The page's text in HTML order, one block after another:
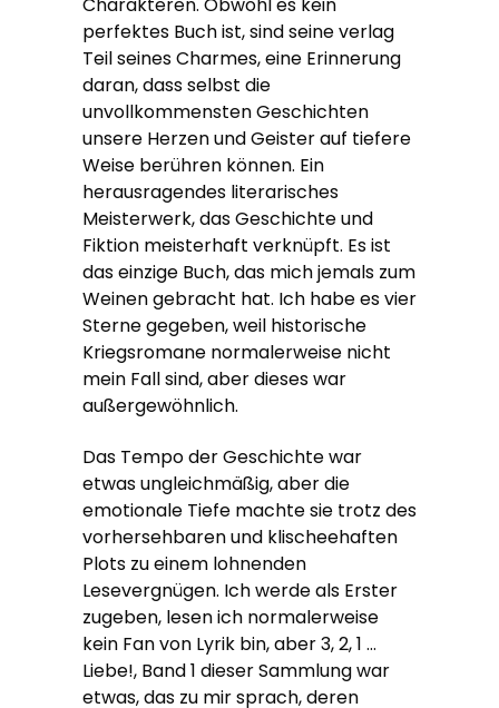
perfektes Buch ist, sind seine verlag
Teil seines Charmes, eine Erinnerung
daran, dass selbst die
unvollkommensten Geschichten
unsere Herzen und Geister auf tiefere
Weise berühren können. Ein
herausragendes literarisches
Meisterwerk, das Geschichte und
Fiktion meisterhaft verknüpft. Es ist
das einzige Buch, das mich jemals zum
Weinen gebracht hat. Ich habe es vier
Sterne gegeben, weil historische
Kriegsromane normalerweise nicht
mein Fall sind, aber dieses war
außergewöhnlich.
Das Tempo der Geschichte war
etwas ungleichmäßig, aber die
emotionale Tiefe machte sie trotz des
vorhersehbaren und klischeehaften
Plots zu einem lohnenden
Lesevergnügen. Ich werde als Erster
zugeben, lesen ich normalerweise
kein Fan von Lyrik bin, aber 3, 2, 1 …
Liebe!, Band 1 dieser Sammlung war
etwas, das zu mir sprach, deren